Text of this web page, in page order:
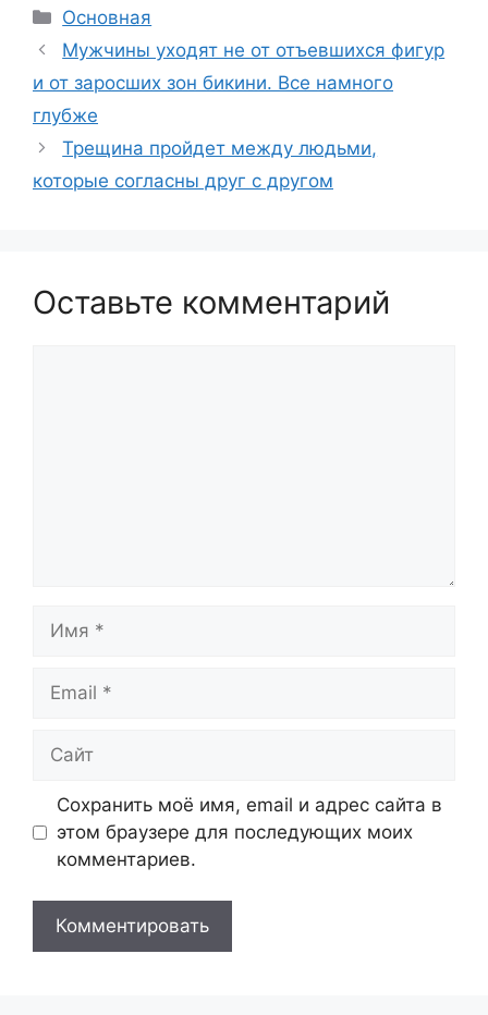
Рубрики
Основная
Мужчины уходят не от отъевшихся фигур
и от заросших зон бикини. Все намного
глубже
Трещина пройдет между людьми,
которые согласны друг с другом
Оставьте комментарий
Сохранить моё имя, email и адрес сайта в
этом браузере для последующих моих
комментариев.